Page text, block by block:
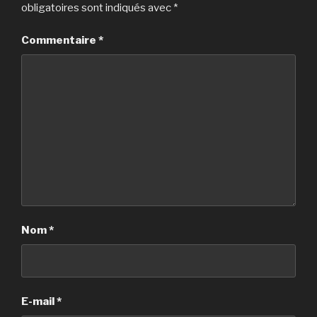
obligatoires sont indiqués avec *
Commentaire *
Nom*
E-mail *